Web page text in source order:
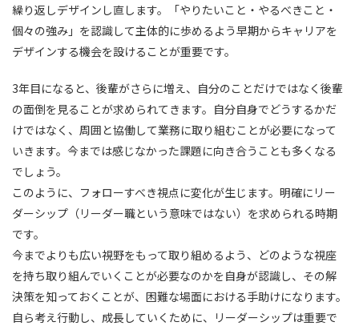
繰り返しデザインし直します。「やりたいこと・やるべきこと・
個々の強み」を認識して主体的に歩めるよう早期からキャリアを
デザインする機会を設けることが重要です。
3年目になると、後輩がさらに増え、自分のことだけではなく後輩
の面倒を見ることが求められてきます。自分自身でどうするかだ
けではなく、周囲と協働して業務に取り組むことが必要になって
いきます。今までは感じなかった課題に向き合うことも多くなる
でしょう。
このように、フォローすべき視点に変化が生じます。明確にリー
ダーシップ（リーダー職という意味ではない）を求められる時期
です。
今までよりも広い視野をもって取り組めるよう、どのような視座
を持ち取り組んでいくことが必要なのかを自身が認識し、その解
決策を知っておくことが、困難な場面における手助けになります。
自ら考え行動し、成長していくために、リーダーシップは重要で